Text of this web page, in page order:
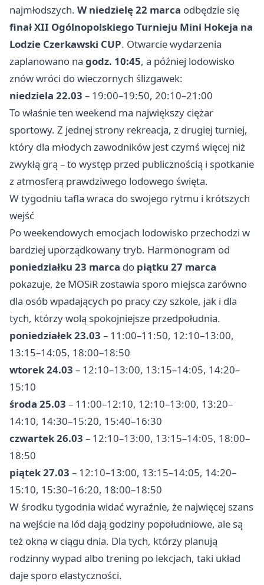
najmłodszych. W niedzielę 22 marca odbędzie się
finał XII Ogólnopolskiego Turnieju Mini Hokeja na
Lodzie Czerkawski CUP. Otwarcie wydarzenia
zaplanowano na godz. 10:45, a później lodowisko
znów wróci do wieczornych ślizgawek:
niedziela 22.03 – 19:00–19:50, 20:10–21:00
To właśnie ten weekend ma największy ciężar
sportowy. Z jednej strony rekreacja, z drugiej turniej,
który dla młodych zawodników jest czymś więcej niż
zwykłą grą – to występ przed publicznością i spotkanie
z atmosferą prawdziwego lodowego święta.
W tygodniu tafla wraca do swojego rytmu i krótszych
wejść
Po weekendowych emocjach lodowisko przechodzi w
bardziej uporządkowany tryb. Harmonogram od
poniedziałku 23 marca do piątku 27 marca
pokazuje, że MOSiR zostawia sporo miejsca zarówno
dla osób wpadających po pracy czy szkole, jak i dla
tych, którzy wolą spokojniejsze przedpołudnia.
poniedziałek 23.03 – 11:00–11:50, 12:10–13:00,
13:15–14:05, 18:00–18:50
wtorek 24.03 – 12:10–13:00, 13:15–14:05, 14:20–
15:10
środa 25.03 – 11:00–12:10, 12:10–13:00, 13:20–
14:10, 14:30–15:20, 15:40–16:30
czwartek 26.03 – 12:10–13:00, 13:15–14:05, 18:00–
18:50
piątek 27.03 – 12:10–13:00, 13:15–14:05, 14:20–
15:10, 15:30–16:20, 18:00–18:50
W środku tygodnia widać wyraźnie, że najwięcej szans
na wejście na lód dają godziny popołudniowe, ale są
też okna w ciągu dnia. Dla tych, którzy planują
rodzinny wypad albo trening po lekcjach, taki układ
daje sporo elastyczności.